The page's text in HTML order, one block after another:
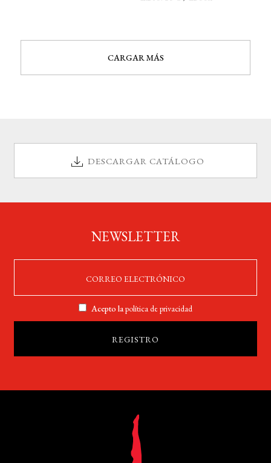
CARGAR MÁS
DESCARGAR CATÁLOGO
NEWSLETTER
Acepto lapolítica de privacidad